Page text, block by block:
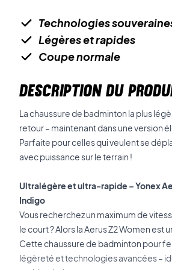
Technologies
Légères et rapides
Coupe normale
DESCRIPTION DU
La chaussure de badminton la plus
retour – maintenant dans une version
Parfaite pour celles qui veulent se
avec puissance sur le terrain !
Ultralégère et ultra-rapide – Yonex
Indigo
Vous recherchez un maximum de
le court ? Alors la Aerus Z2 Women est
Cette chaussure de badminton pour
légèreté et technologies avancées –